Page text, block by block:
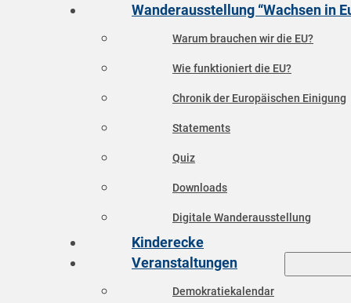
Wanderausstellung “Wachsen in
Warum brauchen wir die EU?
Wie funktioniert die EU?
Chronik der Europäischen Einigung
Statements
Quiz
Downloads
Digitale Wanderausstellung
Kinderecke
Veranstaltungen
Demokratiekalendar